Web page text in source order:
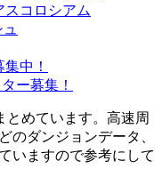
スコロシアム
中！
ー募集！
とめています。高速周
のダンジョンデータ、
いますので参考にして